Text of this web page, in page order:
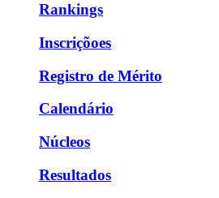
Rankings
Inscriçõoes
Registro de Mérito
Calendário
Núcleos
Resultados